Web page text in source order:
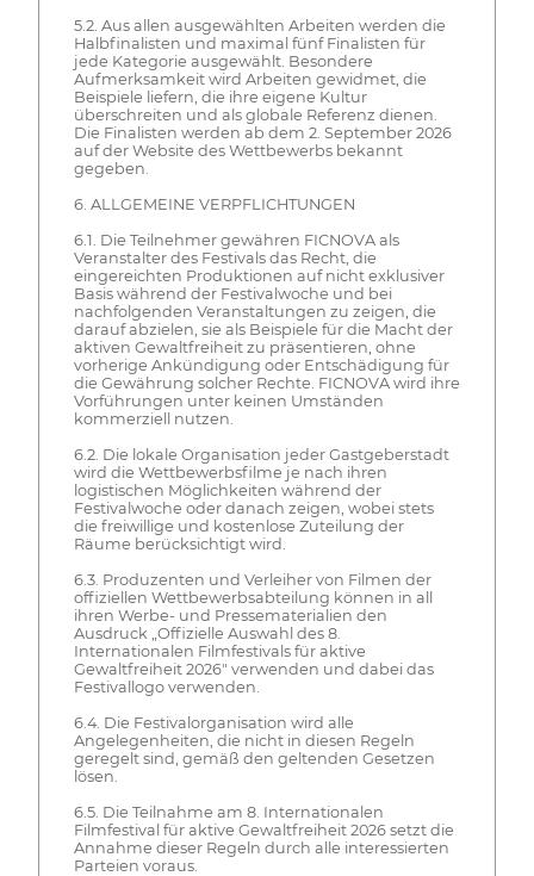
5.2. Aus allen ausgewählten Arbeiten werden die
Halbfinalisten und maximal fünf Finalisten für
jede Kategorie ausgewählt. Besondere
Aufmerksamkeit wird Arbeiten gewidmet, die
Beispiele liefern, die ihre eigene Kultur
überschreiten und als globale Referenz dienen.
Die Finalisten werden ab dem 2. September 2026
auf der Website des Wettbewerbs bekannt
gegeben.
6. ALLGEMEINE VERPFLICHTUNGEN
6.1. Die Teilnehmer gewähren FICNOVA als
Veranstalter des Festivals das Recht, die
eingereichten Produktionen auf nicht exklusiver
Basis während der Festivalwoche und bei
nachfolgenden Veranstaltungen zu zeigen, die
darauf abzielen, sie als Beispiele für die Macht der
aktiven Gewaltfreiheit zu präsentieren, ohne
vorherige Ankündigung oder Entschädigung für
die Gewährung solcher Rechte. FICNOVA wird ihre
Vorführungen unter keinen Umständen
kommerziell nutzen.
6.2. Die lokale Organisation jeder Gastgeberstadt
wird die Wettbewerbsfilme je nach ihren
logistischen Möglichkeiten während der
Festivalwoche oder danach zeigen, wobei stets
die freiwillige und kostenlose Zuteilung der
Räume berücksichtigt wird.
6.3. Produzenten und Verleiher von Filmen der
offiziellen Wettbewerbsabteilung können in all
ihren Werbe- und Pressematerialien den
Ausdruck „Offizielle Auswahl des 8.
Internationalen Filmfestivals für aktive
Gewaltfreiheit 2026" verwenden und dabei das
Festivallogo verwenden.
6.4. Die Festivalorganisation wird alle
Angelegenheiten, die nicht in diesen Regeln
geregelt sind, gemäß den geltenden Gesetzen
lösen.
6.5. Die Teilnahme am 8. Internationalen
Filmfestival für aktive Gewaltfreiheit 2026 setzt die
Annahme dieser Regeln durch alle interessierten
Parteien voraus.